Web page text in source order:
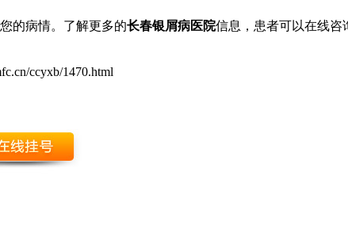
的病情。了解更多的长春银屑病医院信息，患者可以在线咨
ccyxb/1470.html